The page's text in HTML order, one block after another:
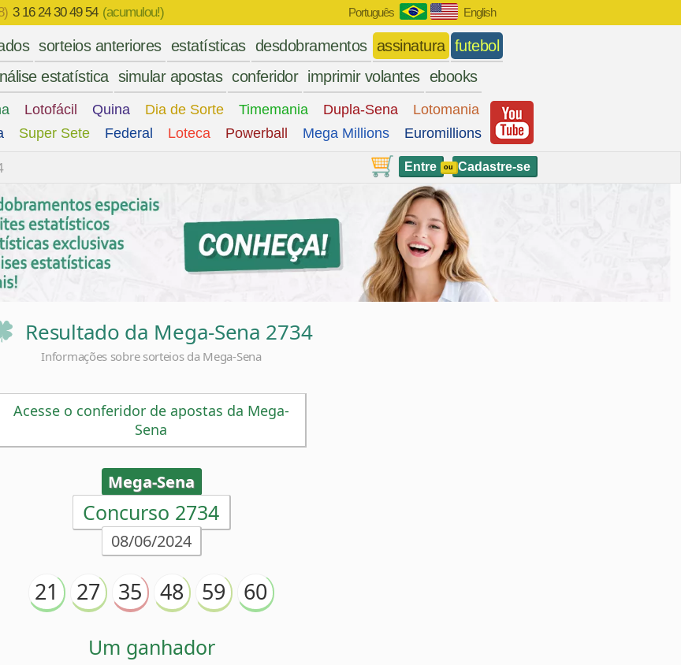
3 16 24 30 49 54 (acumulou!) Português English
sorteios anteriores estatísticas desdobramentos assinatura futebol
estatística simular apostas conferidor imprimir volantes ebooks
Lotofácil Quina Dia de Sorte Timemania Dupla-Sena
Lotomania
Super Sete Federal Loteca Powerball Mega Millions Euromillions
Entre ou Cadastre-se
Resultado da Mega-Sena 2734
Informações sobre sorteios da Mega-Sena
Acesse o conferidor de apostas da Mega-
Sena
Mega-Sena
Concurso 2734
08/06/2024
21 27 35 48 59 60
Um ganhador